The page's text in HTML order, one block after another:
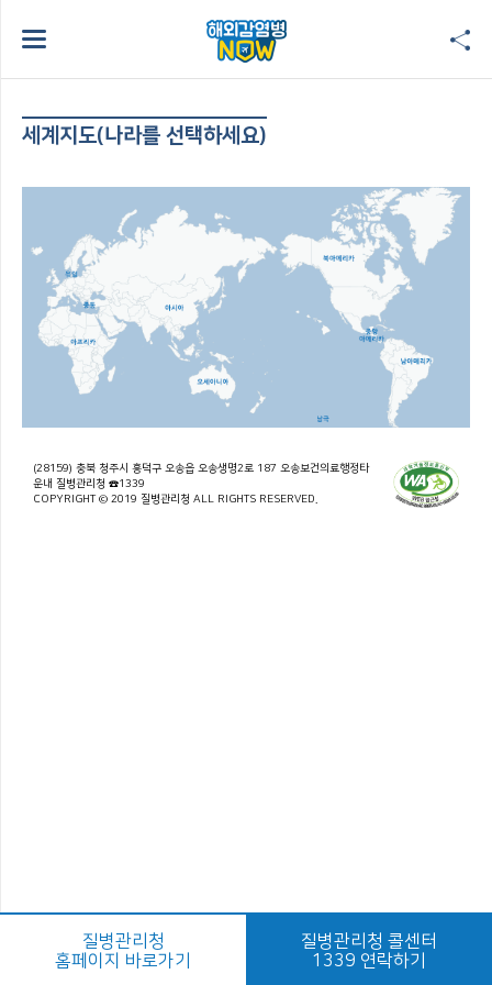
세계지도(나라를 선택하세요)
(28159) 충북 청주시 흥덕구 오송읍 오송생명2로 187 오송보건의료행정타
운내 질병관리청 ☎1339
COPYRIGHT © 2019 질병관리청 ALL RIGHTS RESERVED.
질병관리청
홈페이지 바로가기
질병관리청 콜센터
1339 연락하기